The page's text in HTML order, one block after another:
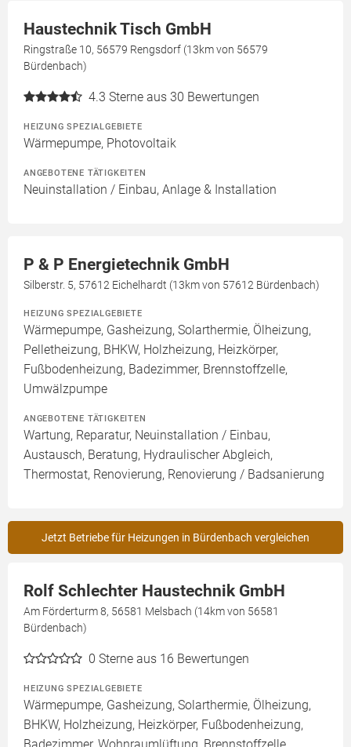
Haustechnik Tisch GmbH
Ringstraße 10, 56579 Rengsdorf (13km von 56579
Bürdenbach)
4.3 Sterne aus 30 Bewertungen
HEIZUNG SPEZIALGEBIETE
Wärmepumpe, Photovoltaik
ANGEBOTENE TÄTIGKEITEN
Neuinstallation / Einbau, Anlage & Installation
P & P Energietechnik GmbH
Silberstr. 5, 57612 Eichelhardt (13km von 57612 Bürdenbach)
HEIZUNG SPEZIALGEBIETE
Wärmepumpe, Gasheizung, Solarthermie, Ölheizung,
Pelletheizung, BHKW, Holzheizung, Heizkörper,
Fußbodenheizung, Badezimmer, Brennstoffzelle,
Umwälzpumpe
ANGEBOTENE TÄTIGKEITEN
Wartung, Reparatur, Neuinstallation / Einbau,
Austausch, Beratung, Hydraulischer Abgleich,
Thermostat, Renovierung, Renovierung / Badsanierung
Jetzt Betriebe für Heizungen in Bürdenbach vergleichen
Rolf Schlechter Haustechnik GmbH
Am Förderturm 8, 56581 Melsbach (14km von 56581
Bürdenbach)
0 Sterne aus 16 Bewertungen
HEIZUNG SPEZIALGEBIETE
Wärmepumpe, Gasheizung, Solarthermie, Ölheizung,
BHKW, Holzheizung, Heizkörper, Fußbodenheizung,